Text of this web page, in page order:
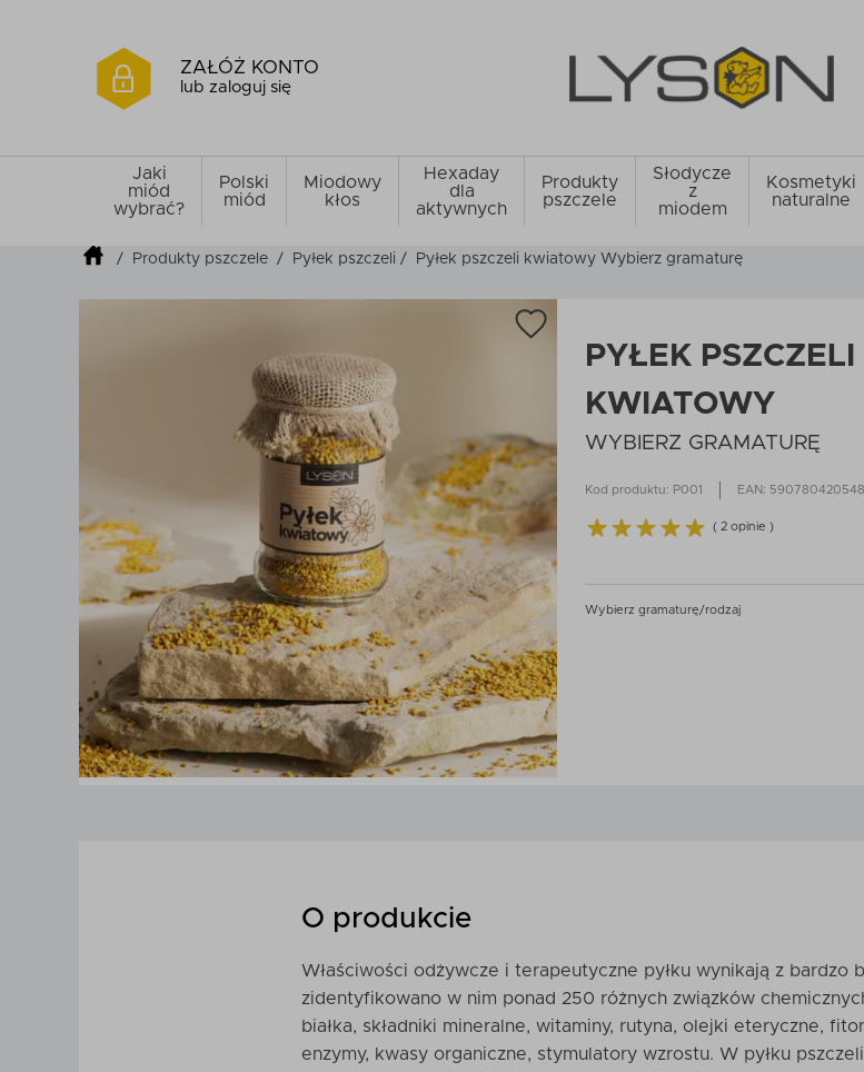
ZAŁÓŻ KONTO
lub zaloguj się
Jaki
miód
wybrać?
Polski
miód
Miodowy
kłos
Hexaday
dla
aktywnych
Produkty
pszczele
Słodycze
z
miodem
Kosmetyki
naturalne
/ Produkty pszczele / Pyłek pszczeli / Pyłek pszczeli kwiatowy Wybierz gramaturę
PYŁEK PSZCZELI
KWIATOWY
WYBIERZ GRAMATURĘ
Kod produktu: P001 EAN:
( 2 opinie )
Wybierz gramaturę/rodzaj
O produkcie
Właściwości odżywcze i terapeutyczne pyłku wynikają z bardzo
zidentyfikowano w nim ponad 250 różnych związków
białka, składniki mineralne, witaminy, rutyna, olejki eteryczne,
enzymy, kwasy organiczne, stymulatory wzrostu. W pyłku